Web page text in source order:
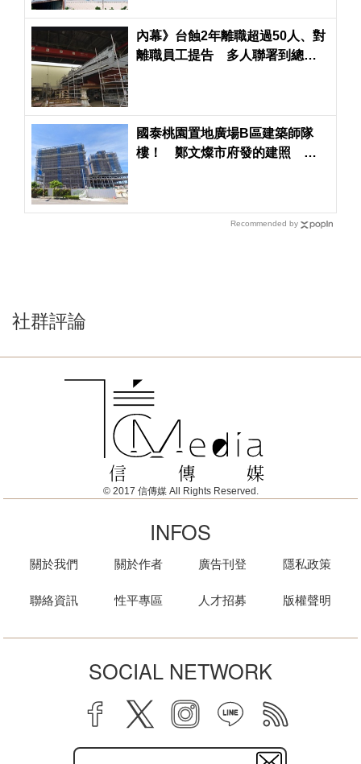
內幕》台蝕2年離職超過50人、對
離職員工提告 多人聯署到總統
國泰桃園置地廣場B區建築師隊
樓！ 鄭文燦市府發的建照 張
Recommended by
社群評論
© 2017 信傳媒 All Rights Reserved.
INFOS
關於我們
聯絡資訊
關於作者
性平專區
廣告刊登
人才招募
隱私政策
版權聲明
SOCIAL NETWORK
facebook twitter instagram